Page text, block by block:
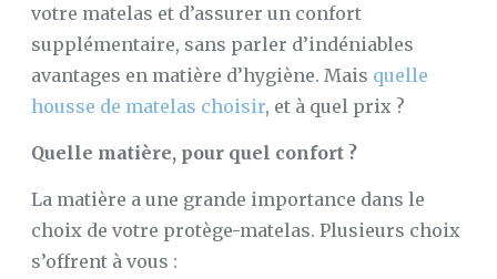
LE
votre matelas et d’assurer un confort
supplémentaire, sans parler d’indéniables
avantages en matière d’hygiène. Mais quelle
housse de matelas choisir, et à quel prix ?
Quelle matière, pour quel confort ?
La matière a une grande importance dans le
choix de votre protège-matelas. Plusieurs choix
s’offrent à vous :